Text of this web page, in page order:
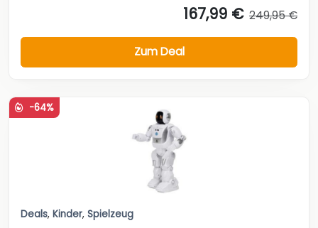
167,99 € 249,95 €
Zum Deal
-64%
Deals, Kinder, Spielzeug